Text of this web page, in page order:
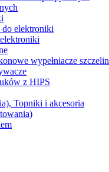
do elektroniki
wypełniacze szczelin
z HIPS
Topniki i akcesoria